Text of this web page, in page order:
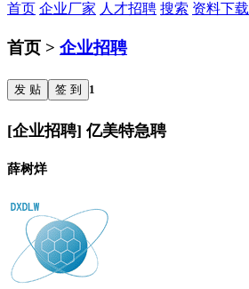
首页 企业厂家 人才招聘 搜索 资料下载
首页 > 企业招聘
发 贴 签 到 1
[企业招聘] 亿美特急聘
薛树烊